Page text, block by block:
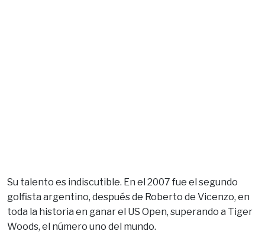
Su talento es indiscutible. En el 2007 fue el segundo
golfista argentino, después de Roberto de Vicenzo, en
toda la historia en ganar el US Open, superando a Tiger
Woods, el número uno del mundo.